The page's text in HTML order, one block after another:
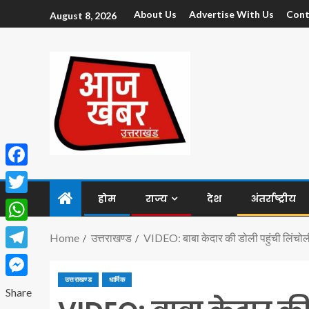
August 8, 2026 About Us Advertise With Us
होम राज्य देश अंतर्राष्ट्रीय
Home उत्तराखण्ड VIDEO: बाबा केदार की डोली पहुंची
उत्तराखण्ड धार्मिक
Facebook
Twitter
WhatsApp
Telegram
Messenger
Share